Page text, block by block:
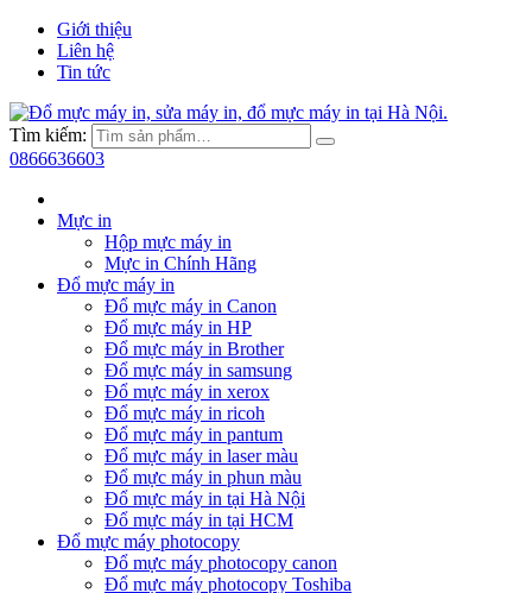
Giới thiệu
Liên hệ
Tin tức
Tìm kiếm:
0866636603
Mực in
Hộp mực máy in
Mực in Chính Hãng
Đổ mực máy in
Đổ mực máy in Canon
Đổ mực máy in HP
Đổ mực máy in Brother
Đổ mực máy in samsung
Đổ mực máy in xerox
Đổ mực máy in ricoh
Đổ mực máy in pantum
Đổ mực máy in laser màu
Đổ mực máy in phun màu
Đổ mực máy in tại Hà Nội
Đổ mực máy in tại HCM
Đổ mực máy photocopy
Đổ mực máy photocopy canon
Đổ mực máy photocopy Toshiba